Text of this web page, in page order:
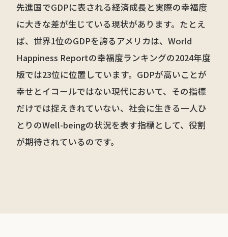
先進国でGDPに表される経済成長と実際の幸福度
に大きな差が生じている現状があります。たとえ
ば、世界1位のGDPを誇るアメリカは、World
Happiness Reportの幸福度ランキングの2024年度
版では23位に位置しています。GDPが高いことが
幸せとイコールではない現代において、その指標
だけでは捉えきれていない、社会に生きる一人ひ
とりのWell-beingの状況を表す指標として、役割
が期待されているのです。